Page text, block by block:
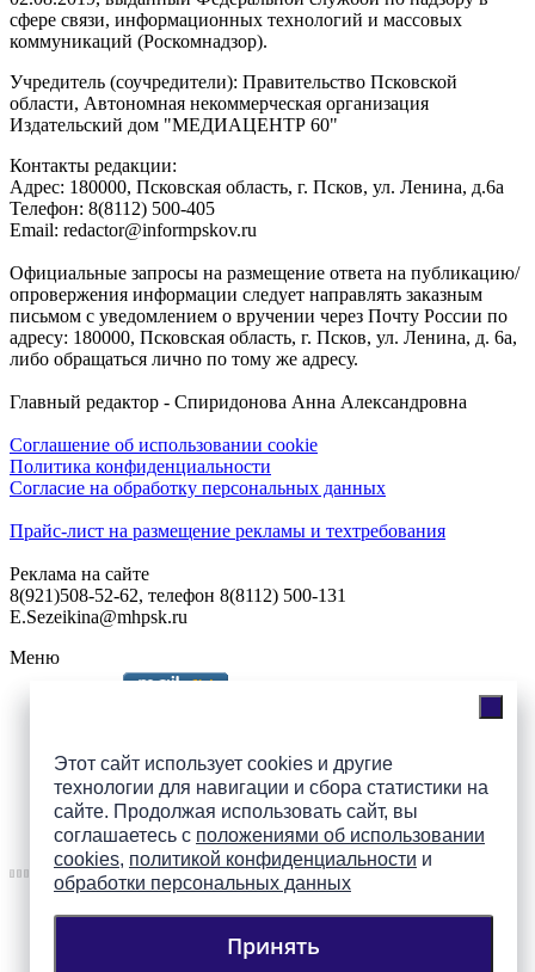
Этот сайт использует cookies и другие
технологии для навигации и сбора статистики на
сайте. Продолжая использовать сайт, вы
соглашаетесь с положениями об использовании
cookies, политикой конфиденциальности и
обработки персональных данных
Принять
сфере связи, информационных технологий и массовых
коммуникаций (Роскомнадзор).
Учредитель (соучредители): Правительство Псковской
области, Автономная некоммерческая организация
Издательский дом "МЕДИАЦЕНТР 60"
Контакты редакции:
Адреc: 180000, Псковская область, г. Псков, ул. Ленина, д.6а
Телефон: 8(8112) 500-405
Email: redactor@informpskov.ru
Официальные запросы на размещение ответа на публикацию/
опровержения информации следует направлять заказным
письмом с уведомлением о вручении через Почту России по
адресу: 180000, Псковская область, г. Псков, ул. Ленина, д. 6а,
либо обращаться лично по тому же адресу.
Главный редактор - Спиридонова Анна Александровна
Соглашение об использовании cookie
Политика конфиденциальности
Согласие на обработку персональных данных
Прайс-лист на размещение рекламы и техтребования
Реклама на сайте
8(921)508-52-62, телефон 8(8112) 500-131
E.Sezeikina@mhpsk.ru
Меню
Подпишись на группы
ПАИ в соцсетях!